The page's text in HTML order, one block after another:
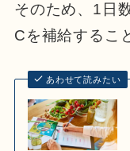
そのため、1日
Cを補給するこ
あわせて読みたい